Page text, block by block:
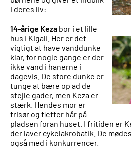
i deres liv:
14-årige Keza bor i et lille
hus i Kigali. Her er det
vigtigt at have vanddunke
klar, for nogle gange er der
ikke vand i hanerne i
dagevis. De store dunke er
tunge at bære op ad de
stejle gader, men Keza er
stærk. Hendes mor er
frisør og fletter hår på
pladsen foran huset. I fritiden er
der laver cykelakrobatik. De
også med i konkurrencer.